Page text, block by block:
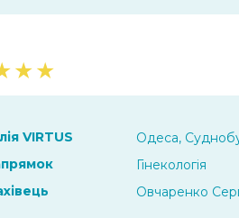
★★
VIRTUS
Одеса,
Гінекологія
Овчаренко